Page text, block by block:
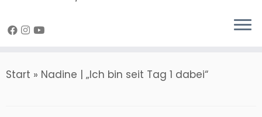
Start » Nadine | „Ich bin seit Tag 1 dabei“